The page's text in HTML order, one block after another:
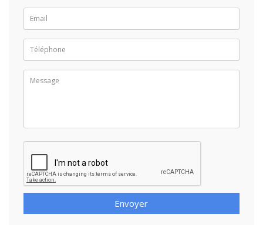
Envoyer